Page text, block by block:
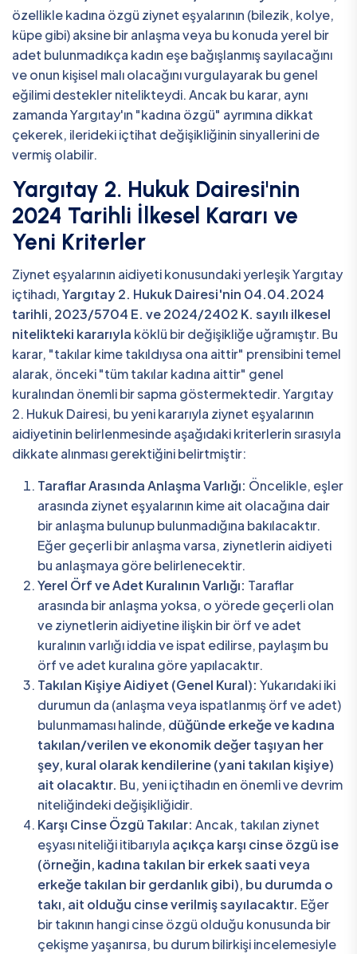
özellikle kadına özgü ziynet eşyalarının (bilezik, kolye,
küpe gibi) aksine bir anlaşma veya bu konuda yerel bir
adet bulunmadıkça kadın eşe bağışlanmış sayılacağını
ve onun kişisel malı olacağını vurgulayarak bu genel
eğilimi destekler nitelikteydi. Ancak bu karar, aynı
zamanda Yargıtay'ın "kadına özgü" ayrımına dikkat
çekerek, ilerideki içtihat değişikliğinin sinyallerini de
vermiş olabilir.
Yargıtay 2. Hukuk Dairesi'nin
2024 Tarihli İlkesel Kararı ve
Yeni Kriterler
Ziynet eşyalarının aidiyeti konusundaki yerleşik Yargıtay
içtihadı,Yargıtay 2. Hukuk Dairesi'nin 04.04.2024
tarihli, 2023/5704 E. ve 2024/2402 K. sayılı ilkesel
nitelikteki kararıyla köklü bir değişikliğe uğramıştır. Bu
karar, "takılar kime takıldıysa ona aittir" prensibini temel
alarak, önceki "tüm takılar kadına aittir" genel
kuralından önemli bir sapma göstermektedir. Yargıtay
2. Hukuk Dairesi, bu yeni kararıyla ziynet eşyalarının
aidiyetinin belirlenmesinde aşağıdaki kriterlerin sırasıyla
dikkate alınması gerektiğini belirtmiştir:
Taraflar Arasında Anlaşma Varlığı: Öncelikle, eşler
arasında ziynet eşyalarının kime ait olacağına dair
bir anlaşma bulunup bulunmadığına bakılacaktır.
Eğer geçerli bir anlaşma varsa, ziynetlerin aidiyeti
bu anlaşmaya göre belirlenecektir.
Yerel Örf ve Adet Kuralının Varlığı: Taraflar
arasında bir anlaşma yoksa, o yörede geçerli olan
ve ziynetlerin aidiyetine ilişkin bir örf ve adet
kuralının varlığı iddia ve ispat edilirse, paylaşım bu
örf ve adet kuralına göre yapılacaktır.
Takılan Kişiye Aidiyet (Genel Kural): Yukarıdaki iki
durumun da (anlaşma veya ispatlanmış örf ve adet)
bulunmaması halinde, düğünde erkeğe ve kadına
takılan/verilen ve ekonomik değer taşıyan her
şey, kural olarak kendilerine (yani takılan kişiye)
ait olacaktır. Bu, yeni içtihadın en önemli ve devrim
niteliğindeki değişikliğidir.
Karşı Cinse Özgü Takılar: Ancak, takılan ziynet
eşyası niteliği itibarıyla açıkça karşı cinse özgü ise
(örneğin, kadına takılan bir erkek saati veya
erkeğe takılan bir gerdanlık gibi), bu durumda o
takı, ait olduğu cinse verilmiş sayılacaktır. Eğer
bir takının hangi cinse özgü olduğu konusunda bir
çekişme yaşanırsa, bu durum bilirkişi incelemesiyle